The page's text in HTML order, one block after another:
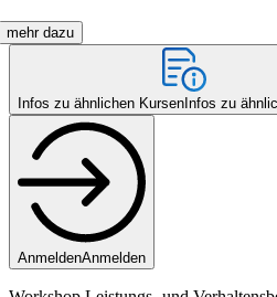
mehr dazu
Infos zu ähnlichen Kursen Infos zu
AnmeldenAnmelden